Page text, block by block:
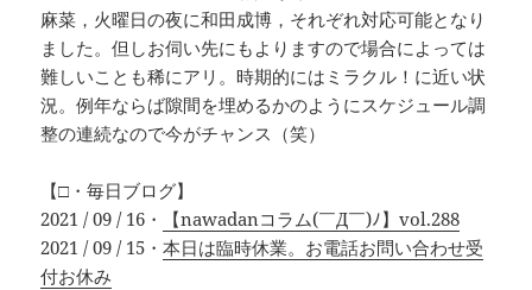
麻菜，火曜日の夜に和田成博，それぞれ対応可能となり
ました。但しお伺い先にもよりますので場合によっては
難しいことも稀にアリ。時期的にはミラクル！に近い状
況。例年ならば隙間を埋めるかのようにスケジュール調
整の連続なので今がチャンス（笑）
【□・毎日ブログ】
2021 / 09 / 16・
【nawadanコラム(￣Д￣)ﾉ】vol.288
2021 / 09 / 15・本日は臨時休業。お電話お問い合わせ受
付お休み